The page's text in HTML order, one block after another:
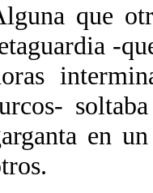
que
-
en